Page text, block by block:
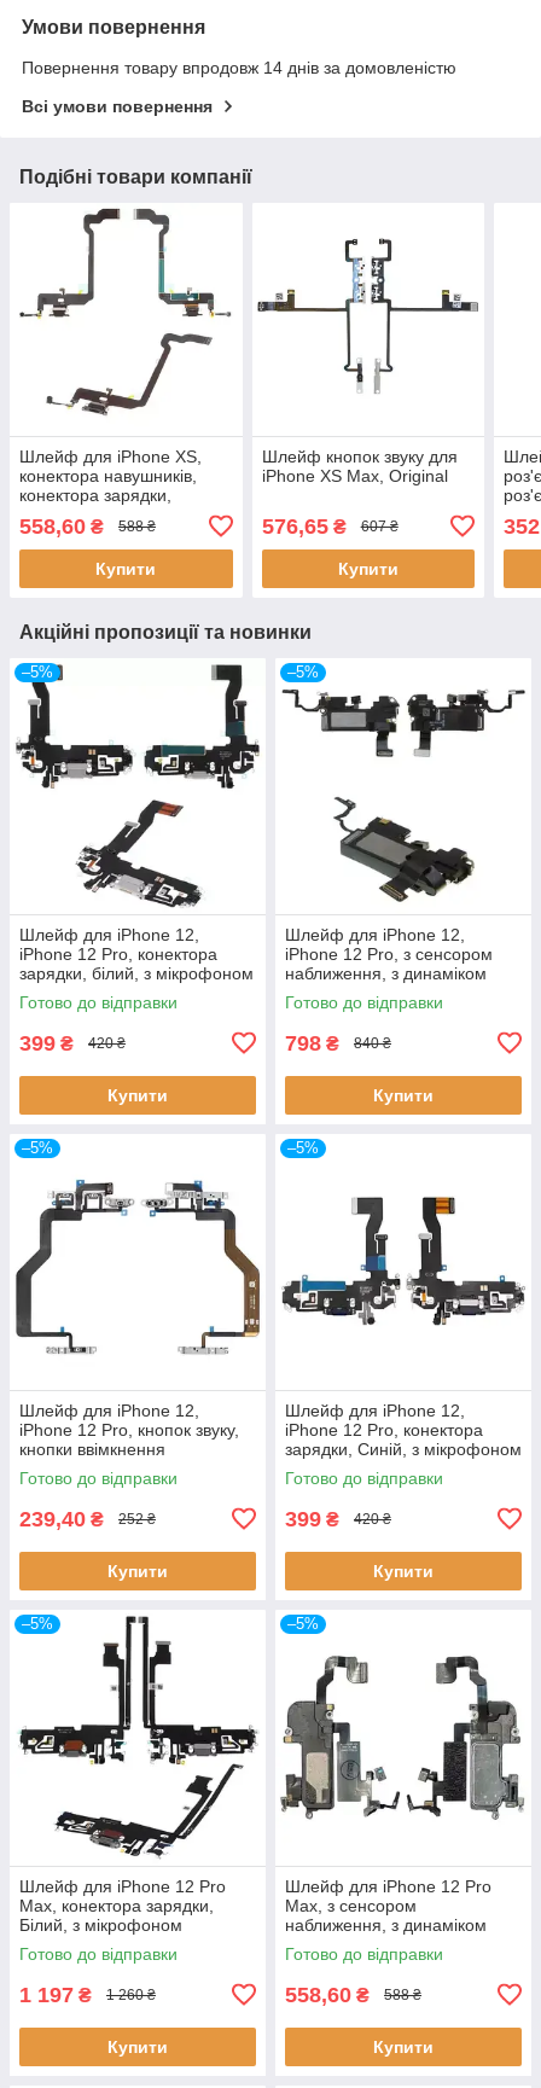
Умови повернення
Повернення товару впродовж 14 днів за домовленістю
Всі умови повернення
Подібні товари компанії
Шлейф для iPhone XS,
конектора навушників,
конектора зарядки,
Original (PRC)
558,60 ₴ 588 ₴
Купити
Шлейф кнопок звуку для
iPhone XS Max, Original
576,65₴ 607 ₴
Купити
Акційні пропозиції та новинки
–5%
Шлейф для iPhone 12,
iPhone 12 Pro, конектора
зарядки, білий, з мікрофоном
Готово до відправки
399 ₴ 420 ₴
Купити
–5%
Шлейф для iPhone 12,
iPhone 12 Pro, з сенсором
наближення, з динаміком
Готово до відправки
798 ₴ 840 ₴
Купити
–5%
Шлейф для iPhone 12,
iPhone 12 Pro, кнопок звуку,
кнопки ввімкнення
Готово до відправки
239,40 ₴ 252 ₴
Купити
–5%
Шлейф для iPhone 12,
iPhone 12 Pro, конектора
зарядки, Синій, з мікрофоном
Готово до відправки
399 ₴ 420 ₴
Купити
–5%
Шлейф для iPhone 12 Pro
Max, конектора зарядки,
Білий, з мікрофоном
Готово до відправки
1 197 ₴ 1 260 ₴
Купити
–5%
Шлейф для iPhone 12 Pro
Max, з сенсором
наближення, з динаміком
Готово до відправки
558,60 ₴ 588 ₴
Купити